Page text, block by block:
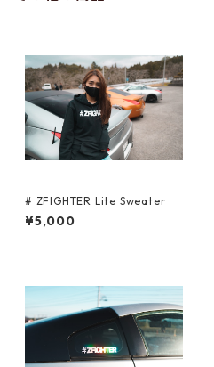
# ZFIGHTER Lite Sweater
¥5,000